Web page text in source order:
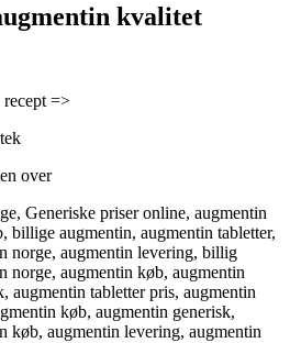
kvalitet
=>
over
Generiske priser online, augmentin
billige augmentin, augmentin tabletter,
norge, augmentin levering, billig
norge, augmentin køb, augmentin
augmentin tabletter pris, augmentin
køb, augmentin generisk,
køb, augmentin levering, augmentin